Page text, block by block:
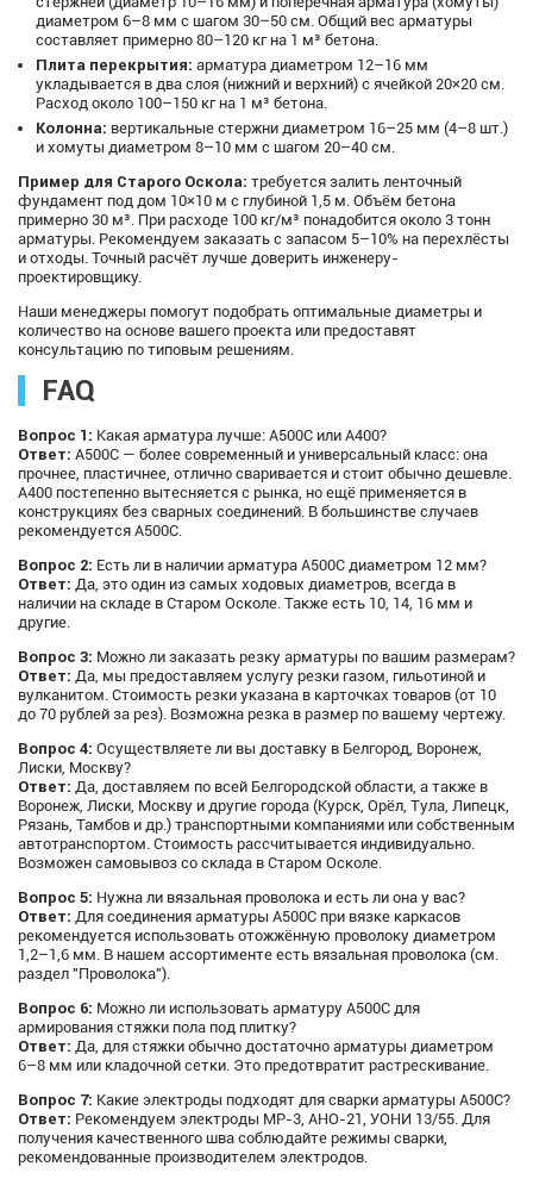
диаметром 6–8 мм с шагом 30–50 см. Общий вес арматуры
составляет примерно 80–120 кг на 1 м³ бетона.
Плита перекрытия: арматура диаметром 12–16 мм
укладывается в два слоя (нижний и верхний) с ячейкой 20×20 см.
Расход около 100–150 кг на 1 м³ бетона.
Колонна: вертикальные стержни диаметром 16–25 мм (4–8 шт.)
и хомуты диаметром 8–10 мм с шагом 20–40 см.
Пример для Старого Оскола: требуется залить ленточный
фундамент под дом 10×10 м с глубиной 1,5 м. Объём бетона
примерно 30 м³. При расходе 100 кг/м³ понадобится около 3 тонн
арматуры. Рекомендуем заказать с запасом 5–10% на перехлёсты
и отходы. Точный расчёт лучше доверить инженеру-
проектировщику.
Наши менеджеры помогут подобрать оптимальные диаметры и
количество на основе вашего проекта или предоставят
консультацию по типовым решениям.
FAQ
Вопрос 1: Какая арматура лучше: А500С или А400?
Ответ: А500С — более современный и универсальный класс: она
прочнее, пластичнее, отлично сваривается и стоит обычно дешевле.
А400 постепенно вытесняется с рынка, но ещё применяется в
конструкциях без сварных соединений. В большинстве случаев
рекомендуется А500С.
Вопрос 2: Есть ли в наличии арматура А500С диаметром 12 мм?
Ответ: Да, это один из самых ходовых диаметров, всегда в
наличии на складе в Старом Осколе. Также есть 10, 14, 16 мм и
другие.
Вопрос 3: Можно ли заказать резку арматуры по вашим размерам?
Ответ: Да, мы предоставляем услугу резки газом, гильотиной и
вулканитом. Стоимость резки указана в карточках товаров (от 10
до 70 рублей за рез). Возможна резка в размер по вашему чертежу.
Вопрос 4: Осуществляете ли вы доставку в Белгород, Воронеж,
Лиски, Москву?
Ответ: Да, доставляем по всей Белгородской области, а также в
Воронеж, Лиски, Москву и другие города (Курск, Орёл, Тула, Липецк,
Рязань, Тамбов и др.) транспортными компаниями или собственным
автотранспортом. Стоимость рассчитывается индивидуально.
Возможен самовывоз со склада в Старом Осколе.
Вопрос 5: Нужна ли вязальная проволока и есть ли она у вас?
Ответ: Для соединения арматуры А500С при вязке каркасов
рекомендуется использовать отожжённую проволоку диаметром
1,2–1,6 мм. В нашем ассортименте есть вязальная проволока (см.
раздел "Проволока").
Вопрос 6: Можно ли использовать арматуру А500С для
армирования стяжки пола под плитку?
Ответ: Да, для стяжки обычно достаточно арматуры диаметром
6–8 мм или кладочной сетки. Это предотвратит растрескивание.
Вопрос 7: Какие электроды подходят для сварки арматуры А500С?
Ответ: Рекомендуем электроды МР-3, АНО-21, УОНИ 13/55. Для
получения качественного шва соблюдайте режимы сварки,
рекомендованные производителем электродов.